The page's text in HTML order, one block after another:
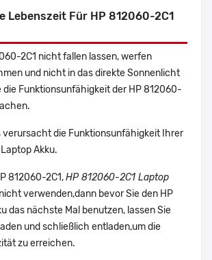
Lebenszeit Für HP 812060-2C1
2C1 nicht fallen lassen, werfen
und nicht in das direkte Sonnenlicht
die Funktionsunfähigkeit der HP 812060-
verursacht die Funktionsunfähigkeit Ihrer
Akku.
812060-2C1,HP 812060-2C1 Laptop
verwenden,dann bevor Sie den HP
das nächste Mal benutzen, lassen Sie
und schließlich entladen,um die
zu erreichen.